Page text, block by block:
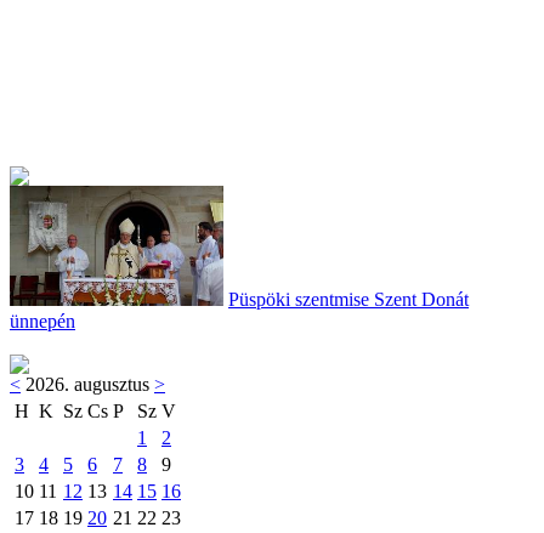
Püspöki szentmise Szent Donát
ünnepén
< 2026. augusztus >
H K Sz Cs P Sz V
1
2
3
4 5 6 7 8
9
10 11 12 13 14 15 16
17 18 19 20 21 22 23